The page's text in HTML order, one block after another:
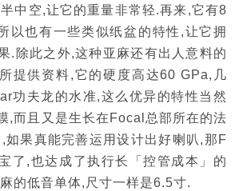
中空,让它的重量非常轻.再来,它有8
以也有一些类似纸盆的特性,让它拥
.除此之外,这种亚麻还有出人意料的
提供资料,它的硬度高达60 GPa,几
功夫龙的水准,这么优异的特性当然
,而且又是生长在Focal总部所在的法
如果真能完善运用设计出好喇叭,那F
了,也达成了执行长「控管成本」的
的低音单体,尺寸一样是6.5寸.